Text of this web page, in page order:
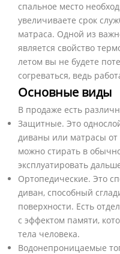
спальное место
увеличиваете срок
матраса. Одной из
является свойство
летом вы не будете
согреваться, ведь
Основные виды
В продаже есть
Защитные. Это
диваны или матрасы
можно стирать в
эксплуатировать
Ортопедические. Это
диван, способный
поверхности. Есть
с эффектом памяти,
тела человека.
Водонепроницаемые